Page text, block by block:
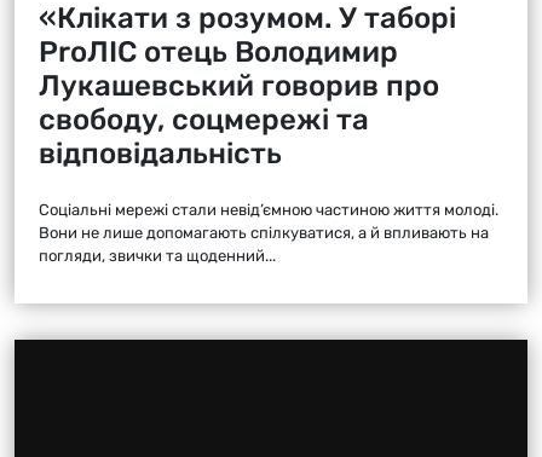
«Клікати з розумом. У таборі
ProЛІС отець Володимир
Лукашевський говорив про
свободу, соцмережі та
відповідальність
Соціальні мережі стали невід’ємною частиною життя молоді.
Вони не лише допомагають спілкуватися, а й впливають на
погляди, звички та щоденний...